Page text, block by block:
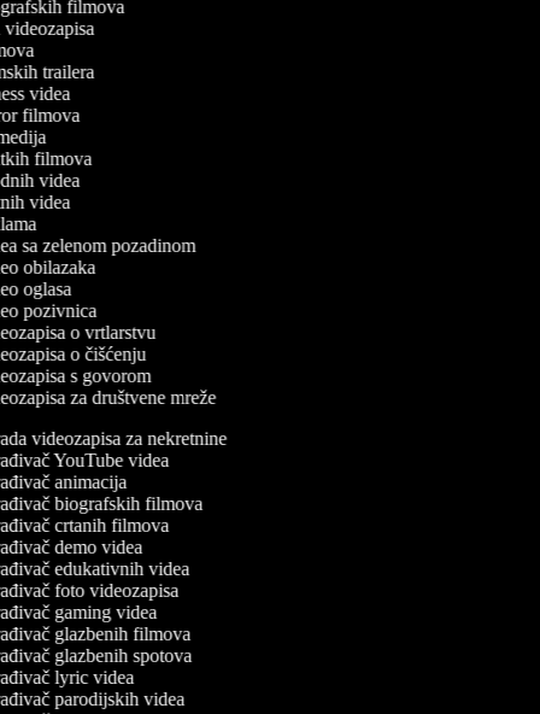
filmova
videozapisa
trailera
videa
filmova
filmova
videa
videa
sa zelenom pozadinom
obilazaka
oglasa
pozivnica
o vrtlarstvu
o čišćenju
s govorom
za društvene mreže
videozapisa za nekretnine
YouTube videa
animacija
biografskih filmova
crtanih filmova
demo videa
edukativnih videa
foto videozapisa
gaming videa
glazbenih filmova
glazbenih spotova
lyric videa
parodijskih videa